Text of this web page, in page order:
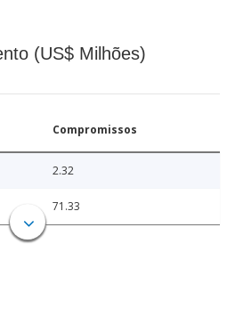
(US$ Milhões)
Compromissos
2.32
71.33